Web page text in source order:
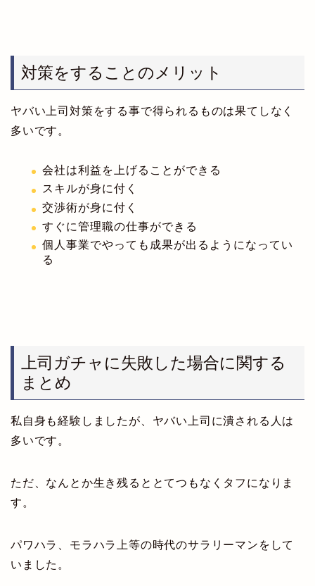
対策をすることのメリット
ヤバい上司対策をする事で得られるものは果てしなく
多いです。
会社は利益を上げることができる
スキルが身に付く
交渉術が身に付く
すぐに管理職の仕事ができる
個人事業でやっても成果が出るようになってい
る
上司ガチャに失敗した場合に関する
まとめ
私自身も経験しましたが、ヤバい上司に潰される人は
多いです。
ただ、なんとか生き残るととてつもなくタフになりま
す。
パワハラ、モラハラ上等の時代のサラリーマンをして
いました。